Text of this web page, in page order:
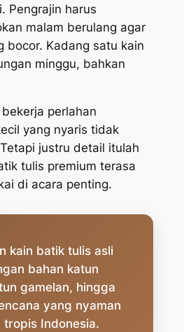
Pengrajin harus
malam berulang agar
bocor. Kadang satu kain
minggu, bahkan
perlahan
yang nyaris tidak
justru detail itulah
tulis premium terasa
di acara penting.
kain batik tulis asli
bahan katun
gamelan, hingga
yang nyaman
Indonesia.